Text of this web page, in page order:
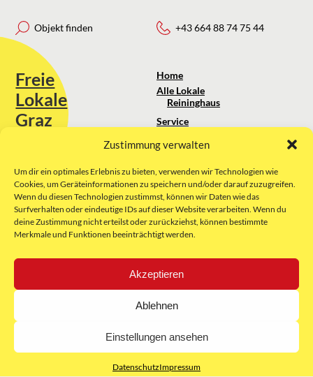
Zustimmung verwalten
Um dir ein optimales Erlebnis zu bieten, verwenden wir Technologien wie
Cookies, um Geräteinformationen zu speichern und/oder darauf zuzugreifen.
Wenn du diesen Technologien zustimmst, können wir Daten wie das
Surfverhalten oder eindeutige IDs auf dieser Website verarbeiten. Wenn du
deine Zustimmung nicht erteilst oder zurückziehst, können bestimmte
Merkmale und Funktionen beeinträchtigt werden.
Akzeptieren
Ablehnen
Einstellungen ansehen
DatenschutzImpressum
Objekt finden
Freie
Lokale
Graz
Sie erreichen uns unter:
kontakt@freielokale-graz.at
Website by Rubikon Werbeagentur
GmbH
+43 664 88 74 75 44
Home
Alle Lokale
Reininghaus
Service
Über uns
Impressum
AGB
Datenschutz
E-Mail